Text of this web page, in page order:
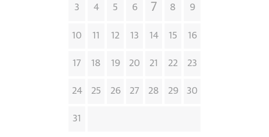
3 4 5 6 7 8 9
10 11 12 13 14 15 16
17 18 19 20 21 22 23
24 25 26 27 28 29 30
31